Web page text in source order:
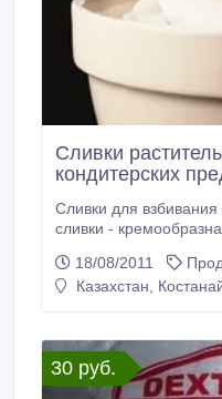
Сливки
кондитерских
Сливки для взбивания
сливки -
растительных сливок -
Растительные сливки
молочного аналога.
18/08/2011
Казахстан,
30 руб.